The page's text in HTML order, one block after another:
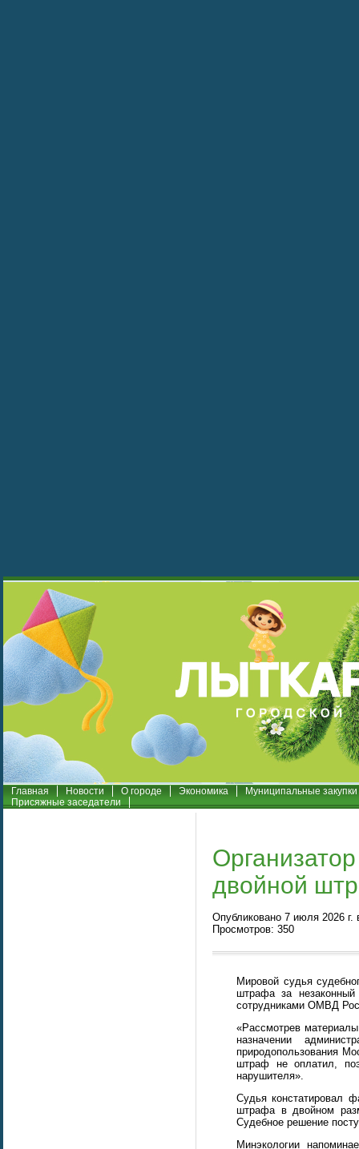
Главная Новости О городе Экономика
Муниципальные закупки
Присяжные заседатели
двойной
Опубликовано 7 июля 2026 г.
Просмотров: 350
Мировой судья
штрафа за
сотрудниками ОМВД
«Рассмотрев
назначении
природопользования
штраф не оплатил,
нарушителя».
Судья констатировал
штрафа в двойном
Судебное решение
Минэкологии